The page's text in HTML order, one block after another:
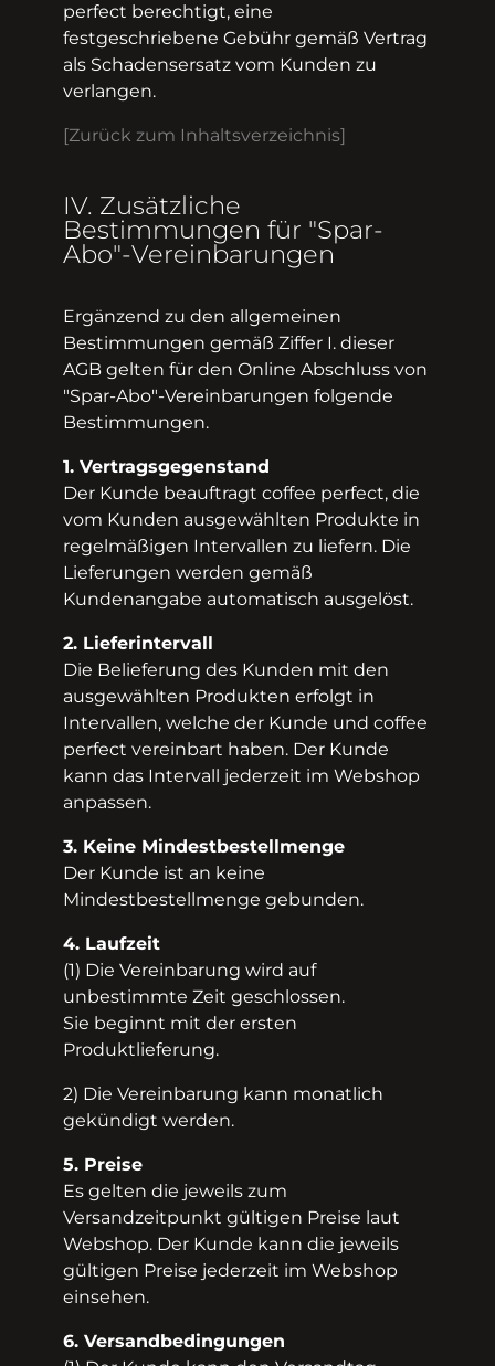
perfect berechtigt, eine
festgeschriebene Gebühr gemäß Vertrag
als Schadensersatz vom Kunden zu
verlangen.
[Zurück zum Inhaltsverzeichnis]
IV. Zusätzliche
Bestimmungen für "Spar-
Abo"-Vereinbarungen
Ergänzend zu den allgemeinen
Bestimmungen gemäß Ziffer I. dieser
AGB gelten für den Online Abschluss von
"Spar-­Abo"-­Vereinbarungen folgende
Bestimmungen.
1. Vertragsgegenstand
Der Kunde beauftragt coffee perfect, die
vom Kunden ausgewählten Produkte in
regelmäßigen Intervallen zu liefern. Die
Lieferungen werden gemäß
Kundenangabe automatisch ausgelöst.
2. Lieferintervall
Die Belieferung des Kunden mit den
ausgewählten Produkten erfolgt in
Intervallen, welche der Kunde und coffee
perfect vereinbart haben. Der Kunde
kann das Intervall jederzeit im Webshop
anpassen.
3. Keine Mindestbestellmenge
Der Kunde ist an keine
Mindestbestellmenge gebunden.
4. Laufzeit
(1) Die Vereinbarung wird auf
unbestimmte Zeit geschlossen.
Sie beginnt mit der ersten
Produktlieferung.
2) Die Vereinbarung kann monatlich
gekündigt werden.
5. Preise
Es gelten die jeweils zum
Versandzeitpunkt gültigen Preise laut
Webshop. Der Kunde kann die jeweils
gültigen Preise jederzeit im Webshop
einsehen.
6. Versandbedingungen